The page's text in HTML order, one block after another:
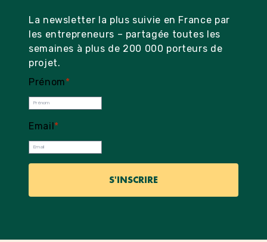
La newsletter la plus suivie en France par
les entrepreneurs – partagée toutes les
semaines à plus de 200 000 porteurs de
projet.
Prénom*
Email*